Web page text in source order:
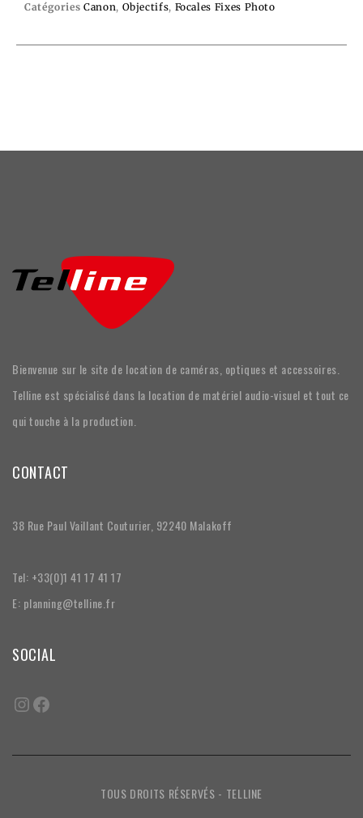
Catégories Canon, Objectifs, Focales Fixes Photo
Bienvenue sur le site de location de caméras, optiques et accessoires.
Telline est spécialisé dans la location de matériel audio-visuel et tout ce
qui touche à la production.
CONTACT
38 Rue Paul Vaillant Couturier, 92240 Malakoff
Tel: +33(0)1 41 17 41 17
E: planning@telline.fr
SOCIAL
TOUS DROITS RÉSERVÉS - TELLINE